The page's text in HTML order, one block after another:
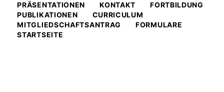
PRÄSENTATIONEN
KONTAKT
FORTBILDUNG
PUBLIKATIONEN
CURRICULUM
MITGLIEDSCHAFTSANTRAG
FORMULARE
STARTSEITE